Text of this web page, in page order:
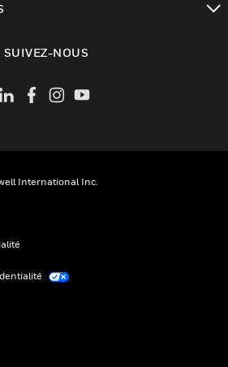
SUIVEZ-NOUS
International Inc.